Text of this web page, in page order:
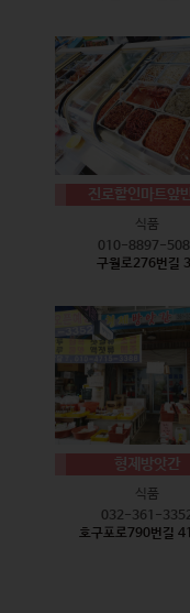
진로할인마트앞
식품
010-8897-
구월로276번길
형제방앗간
식품
032-361-
호구포로790번길